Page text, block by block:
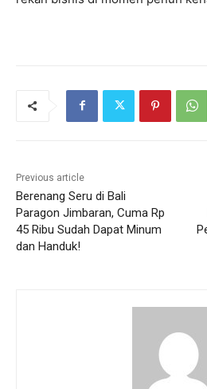
Previous article
Berenang Seru di Bali
Paragon Jimbaran, Cuma Rp
45 Ribu Sudah Dapat Minum
dan Handuk!